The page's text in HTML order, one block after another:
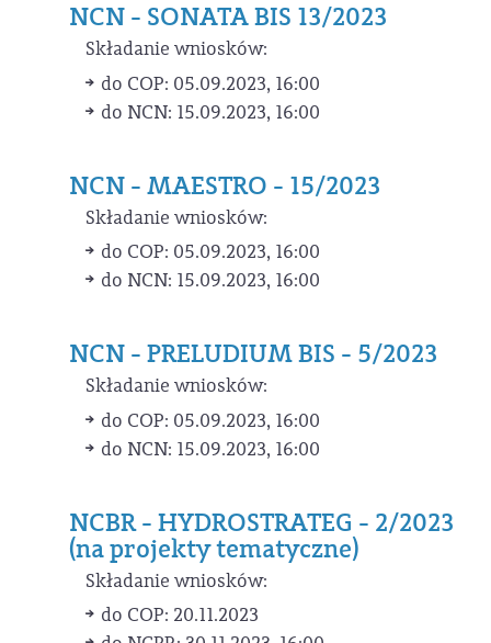
NCN - SONATA BIS 13/2023
Składanie wniosków:
do COP: 05.09.2023, 16:00
do NCN: 15.09.2023, 16:00
NCN - MAESTRO - 15/2023
Składanie wniosków:
do COP: 05.09.2023, 16:00
do NCN: 15.09.2023, 16:00
NCN - PRELUDIUM BIS - 5/2023
Składanie wniosków:
do COP: 05.09.2023, 16:00
do NCN: 15.09.2023, 16:00
NCBR - HYDROSTRATEG - 2/2023
(na projekty tematyczne)
Składanie wniosków:
do COP: 20.11.2023